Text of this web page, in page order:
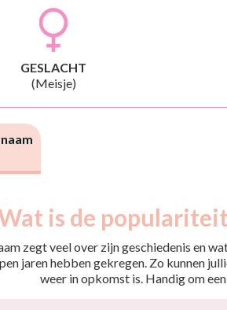
GESLACHT
(Meisje)
is de
zegt veel over zijn geschiedenis en
jaren hebben gekregen. Zo kunnen
weer in opkomst is. Handig om